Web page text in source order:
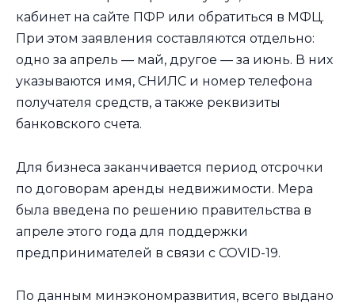
кабинет на сайте ПФР или обратиться в МФЦ.
При этом заявления составляются отдельно:
одно за апрель — май, другое — за июнь. В них
указываются имя, СНИЛС и номер телефона
получателя средств, а также реквизиты
банковского счета.
Для бизнеса заканчивается период отсрочки
по договорам аренды недвижимости. Мера
была введена по решению правительства в
апреле этого года для поддержки
предпринимателей в связи с COVID-19.
По данным минэкономразвития, всего выдано